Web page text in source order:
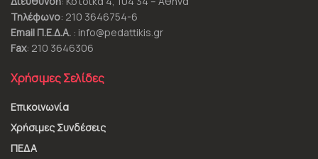
Τηλέφωνο: 210 3646754-6
Email Π.Ε.Δ.Α. : info@pedattikis.gr
Fax: 210 3646306
Χρήσιμες Σελίδες
Επικοινωνία
Χρήσιμες Συνδέσεις
ΠΕΔΑ